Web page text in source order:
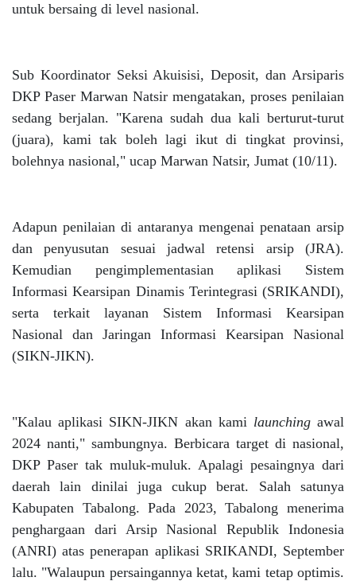
untuk bersaing di level nasional.
Sub Koordinator Seksi Akuisisi, Deposit, dan Arsiparis
DKP Paser Marwan Natsir mengatakan, proses penilaian
sedang berjalan. "Karena sudah dua kali berturut-turut
(juara), kami tak boleh lagi ikut di tingkat provinsi,
bolehnya nasional," ucap Marwan Natsir, Jumat (10/11).
Adapun penilaian di antaranya mengenai penataan arsip
dan penyusutan sesuai jadwal retensi arsip (JRA).
Kemudian pengimplementasian aplikasi Sistem
Informasi Kearsipan Dinamis Terintegrasi (SRIKANDI),
serta terkait layanan Sistem Informasi Kearsipan
Nasional dan Jaringan Informasi Kearsipan Nasional
(SIKN-JIKN).
"Kalau aplikasi SIKN-JIKN akan kami launchingawal
2024 nanti," sambungnya. Berbicara target di nasional,
DKP Paser tak muluk-muluk. Apalagi pesaingnya dari
daerah lain dinilai juga cukup berat. Salah satunya
Kabupaten Tabalong. Pada 2023, Tabalong menerima
penghargaan dari Arsip Nasional Republik Indonesia
(ANRI) atas penerapan aplikasi SRIKANDI, September
lalu. "Walaupun persaingannya ketat, kami tetap optimis.